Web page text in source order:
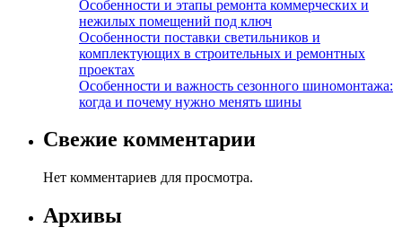
Особенности и этапы ремонта коммерческих и
нежилых помещений под ключ
Особенности поставки светильников и
комплектующих в строительных и ремонтных
проектах
Особенности и важность сезонного шиномонтажа:
когда и почему нужно менять шины
Свежие комментарии
Нет комментариев для просмотра.
Архивы